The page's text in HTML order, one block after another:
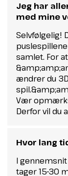
Jeg har
med mine
Selvfølgelig!
samlet. For
ændrer du
Vær
Derfor vil du
Hvor lang
I
tager 15-30